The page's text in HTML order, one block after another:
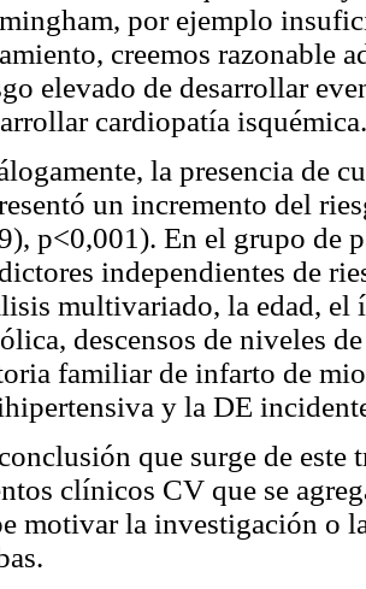
por ejemplo
creemos razonable
elevado de desarrollar
cardiopatía isquémica.
la presencia de
un incremento del
p<0,001). En el grupo de
independientes de
multivariado, la edad, el
descensos de niveles
familiar de infarto de
y la DE
que surge de este
clínicos CV que se
motivar la investigación o